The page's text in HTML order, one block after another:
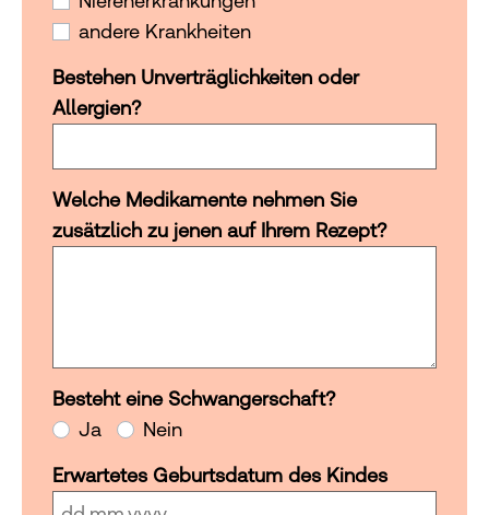
andere Krankheiten
Bestehen Unverträglichkeiten oder
Allergien?
Welche Medikamente nehmen Sie
zusätzlich zu jenen auf Ihrem Rezept?
Besteht eine Schwangerschaft?
Besteht eine Schwangerschaft?
Ja
Nein
Erwartetes Geburtsdatum des Kindes